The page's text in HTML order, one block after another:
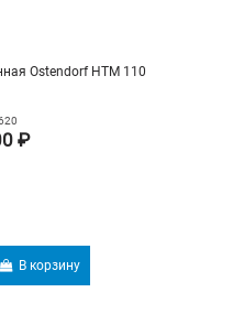
Ostendorf HTM 110
₽
В корзину